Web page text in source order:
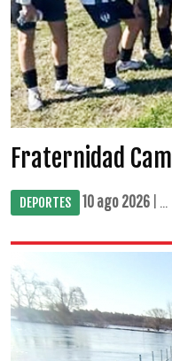
Fraternidad
DEPORTES 10 ago 2026 | ...